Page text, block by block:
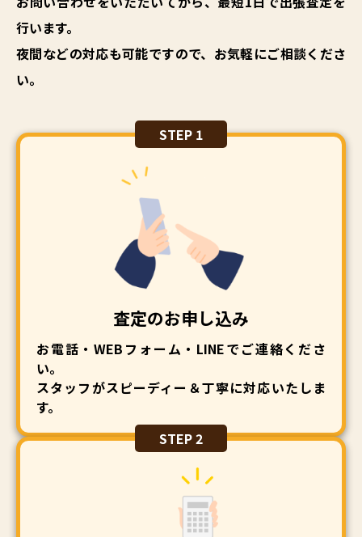
行います。
夜間などの対応も可能ですので、お気軽にご相談くださ
い。
STEP 1
査定のお申し込み
お電話・WEBフォーム・LINEでご連絡くださ
い。
スタッフがスピーディー＆丁寧に対応いたしま
す。
STEP 2